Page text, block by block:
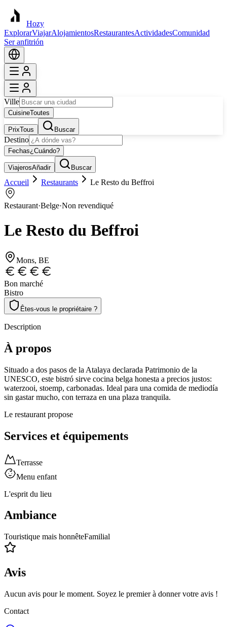
Hozy
ExplorarViajarAlojamientosRestaurantesActividadesComunidad
Ser anfitrión
Ville
CuisineToutes
PrixTous Buscar
Destino
Fechas¿Cuándo?
ViajerosAñadir Buscar
Accueil Restaurants Le Resto du Beffroi
Restaurant·Belge·Non revendiqué
Le Resto du Beffroi
Mons, BE
Bon marché
Bistro
Êtes-vous le propriétaire ?
Description
À propos
Situado a dos pasos de la Atalaya declarada Patrimonio de la
UNESCO, este bistró sirve cocina belga honesta a precios justos:
waterzooi, stoemp, carbonadas. Ideal para una comida de mediodía
sin gastar mucho, con terraza en una plaza tranquila.
Le restaurant propose
Services et équipements
Terrasse
Menu enfant
L'esprit du lieu
Ambiance
Touristique mais honnêteFamilial
Avis
Aucun avis pour le moment. Soyez le premier à donner votre avis !
Contact